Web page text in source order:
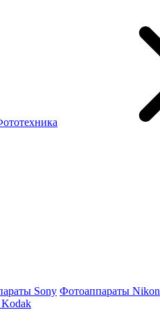
Sony Фотоаппараты Nikon